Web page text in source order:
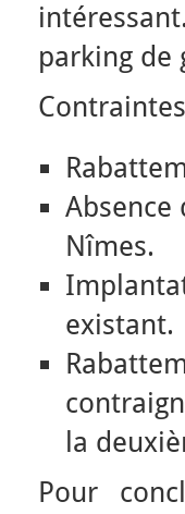
parking de
Absence
Nîmes.
existant.
la
Pour